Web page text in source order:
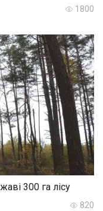
1800
300 га лісу
820